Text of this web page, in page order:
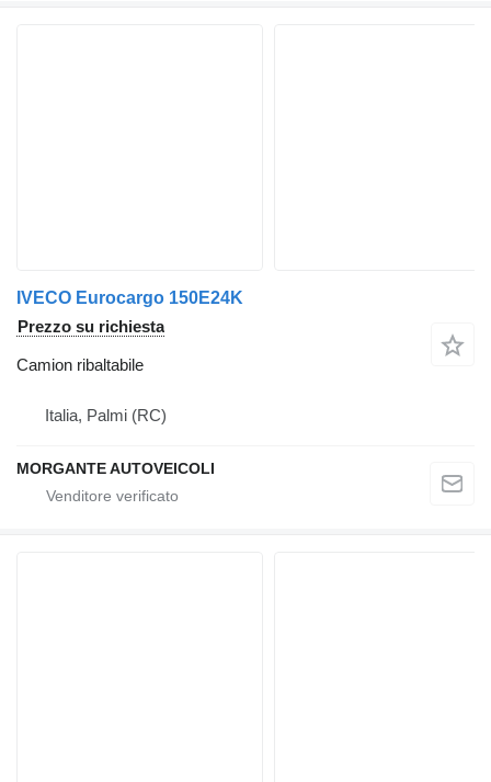
IVECO Eurocargo 150E24K
Prezzo su richiesta
Camion ribaltabile
Italia, Palmi (RC)
MORGANTE AUTOVEICOLI